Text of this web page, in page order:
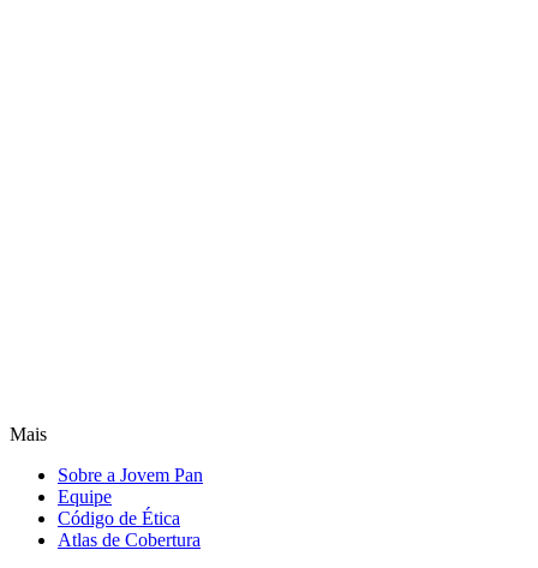
Mais
Sobre a Jovem Pan
Equipe
Código de Ética
Atlas de Cobertura